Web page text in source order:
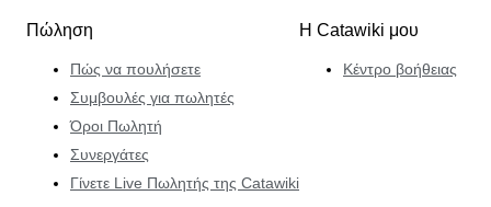
Πώληση
Πώς να πουλήσετε
Συμβουλές για πωλητές
Όροι Πωλητή
Συνεργάτες
Γίνετε Live Πωλητής της Catawiki
Η Catawiki μου
Κέντρο βοήθειας